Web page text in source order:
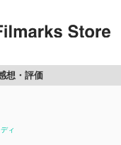
想・評価
ィ